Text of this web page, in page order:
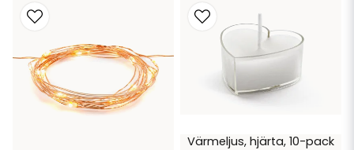
Värmeljus, hjärta, 10-pack